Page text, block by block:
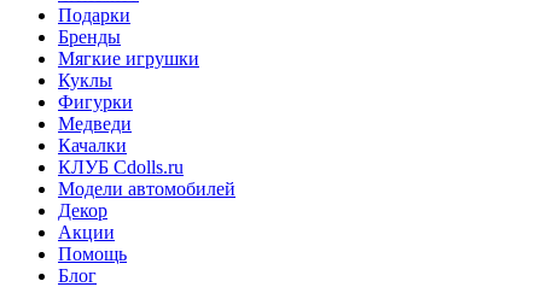
Подарки
Бренды
Мягкие игрушки
Куклы
Фигурки
Медведи
Качалки
КЛУБ Cdolls.ru
Модели автомобилей
Декор
Акции
Помощь
Блог